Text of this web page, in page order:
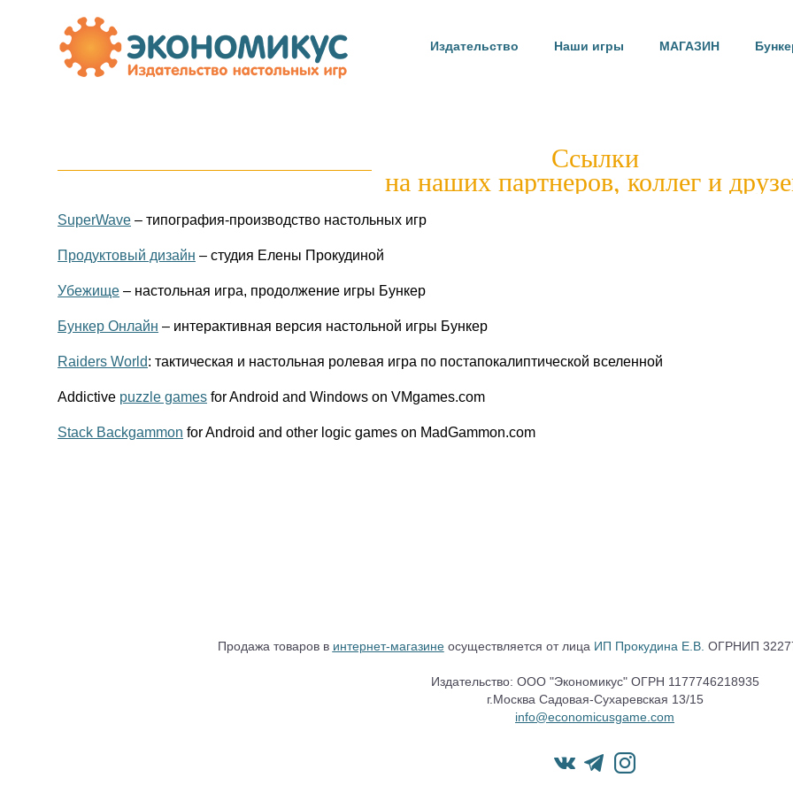
Издательство Наши игры МАГАЗИН
Издательство Наши игры МАГАЗИН
Ссылки
на наших партнеров, коллег и
SuperWave – типография-производство настольных игр
Продуктовый дизайн – студия Елены Прокудиной
Убежище – настольная игра, продолжение игры Бункер
Бункер Онлайн – интерактивная версия настольной игры Бункер
Raiders World: тактическая и настольная ролевая игра по постапокалиптической вселенной
Addictive puzzle games for Android and Windows on VMgames.com
Stack Backgammon for Android and other logic games on MadGammon.com
Продажа товаров в интернет-магазинеосуществляется от лица ИП Прокудина Е.В. ОГРНИП
Издательство: ООО "Экономикус" ОГРН 1177746218935
г.Москва Садовая-Сухаревская 13/15
info@economicusgame.com